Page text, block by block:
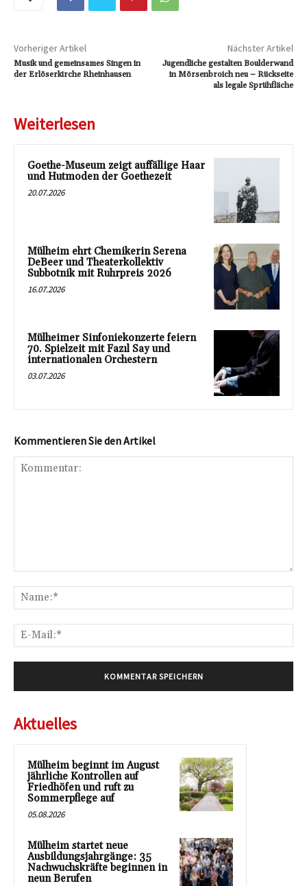
Vorheriger Artikel
Musik und gemeinsames Singen in
der Erlöserkirche Rheinhausen
Nächster Artikel
Jugendliche gestalten Boulderwand
in Mörsenbroich neu – Rückseite
als legale Sprühfläche
Weiterlesen
Goethe-Museum zeigt auffällige Haar
und Hutmoden der Goethezeit
20.07.2026
Mülheim ehrt Chemikerin Serena
DeBeer und Theaterkollektiv
Subbotnik mit Ruhrpreis 2026
16.07.2026
Mülheimer Sinfoniekonzerte feiern
70. Spielzeit mit Fazıl Say und
internationalen Orchestern
03.07.2026
Kommentieren Sie den Artikel
Aktuelles
Mülheim beginnt im August
jährliche Kontrollen auf
Friedhöfen und ruft zu
Sommerpflege auf
05.08.2026
Mülheim startet neue
Ausbildungsjahrgänge: 35
Nachwuchskräfte beginnen in
neun Berufen